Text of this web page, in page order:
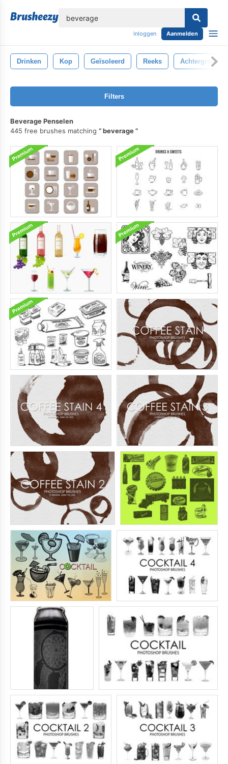
Inloggen Aanmelden
Drinken Kop Geïsoleerd Reeks Achtergrond
Filters
Beverage Penselen
445 free brushes matching
beverage